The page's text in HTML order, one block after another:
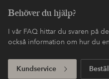
Behöver du hjälp?
I vår FAQ hittar du svaren på
också information om hur du
Kundservice